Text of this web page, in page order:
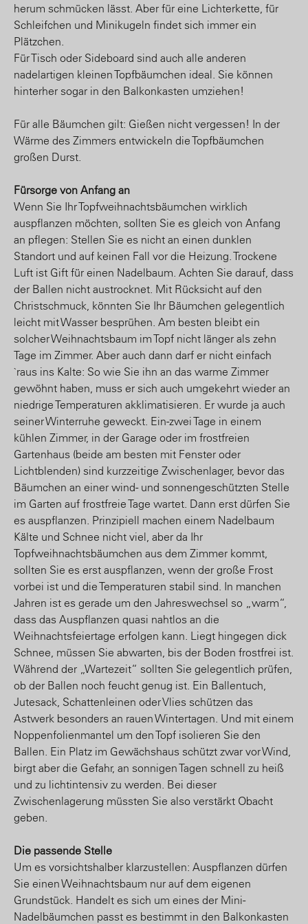
herum schmücken lässt. Aber für eine Lichterkette, für
Schleifchen und Minikugeln findet sich immer ein
Plätzchen.
Für Tisch oder Sideboard sind auch alle anderen
nadelartigen kleinen Topfbäumchen ideal. Sie können
hinterher sogar in den Balkonkasten umziehen!
Für alle Bäumchen gilt: Gießen nicht vergessen! In der
Wärme des Zimmers entwickeln die Topfbäumchen
großen Durst.
Fürsorge von Anfang an
Wenn Sie Ihr Topfweihnachtsbäumchen wirklich
auspflanzen möchten, sollten Sie es gleich von Anfang
an pflegen: Stellen Sie es nicht an einen dunklen
Standort und auf keinen Fall vor die Heizung. Trockene
Luft ist Gift für einen Nadelbaum. Achten Sie darauf, dass
der Ballen nicht austrocknet. Mit Rücksicht auf den
Christschmuck, könnten Sie Ihr Bäumchen gelegentlich
leicht mit Wasser besprühen. Am besten bleibt ein
solcher Weihnachtsbaum im Topf nicht länger als zehn
Tage im Zimmer. Aber auch dann darf er nicht einfach
`raus ins Kalte: So wie Sie ihn an das warme Zimmer
gewöhnt haben, muss er sich auch umgekehrt wieder an
niedrige Temperaturen akklimatisieren. Er wurde ja auch
seiner Winterruhe geweckt. Ein-zwei Tage in einem
kühlen Zimmer, in der Garage oder im frostfreien
Gartenhaus (beide am besten mit Fenster oder
Lichtblenden) sind kurzzeitige Zwischenlager, bevor das
Bäumchen an einer wind- und sonnengeschützten Stelle
im Garten auf frostfreie Tage wartet. Dann erst dürfen Sie
es auspflanzen. Prinzipiell machen einem Nadelbaum
Kälte und Schnee nicht viel, aber da Ihr
Topfweihnachtsbäumchen aus dem Zimmer kommt,
sollten Sie es erst auspflanzen, wenn der große Frost
vorbei ist und die Temperaturen stabil sind. In manchen
Jahren ist es gerade um den Jahreswechsel so „warm“,
dass das Auspflanzen quasi nahtlos an die
Weihnachtsfeiertage erfolgen kann. Liegt hingegen dick
Schnee, müssen Sie abwarten, bis der Boden frostfrei ist.
Während der „Wartezeit“ sollten Sie gelegentlich prüfen,
ob der Ballen noch feucht genug ist. Ein Ballentuch,
Jutesack, Schattenleinen oder Vlies schützen das
Astwerk besonders an rauen Wintertagen. Und mit einem
Noppenfolienmantel um den Topf isolieren Sie den
Ballen. Ein Platz im Gewächshaus schützt zwar vor Wind,
birgt aber die Gefahr, an sonnigen Tagen schnell zu heiß
und zu lichtintensiv zu werden. Bei dieser
Zwischenlagerung müssten Sie also verstärkt Obacht
geben.
Die passende Stelle
Um es vorsichtshalber klarzustellen: Auspflanzen dürfen
Sie einen Weihnachtsbaum nur auf dem eigenen
Grundstück. Handelt es sich um eines der Mini-
Nadelbäumchen passt es bestimmt in den Balkonkasten